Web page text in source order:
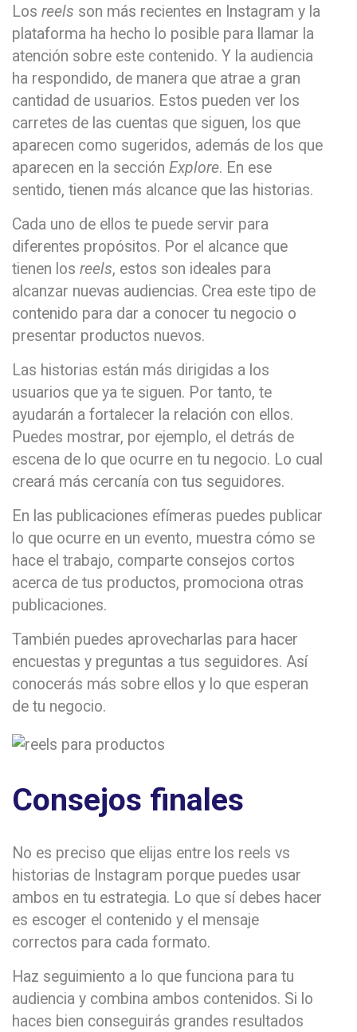
Los reels son más recientes en Instagram y la
plataforma ha hecho lo posible para llamar la
atención sobre este contenido. Y la audiencia
ha respondido, de manera que atrae a gran
cantidad de usuarios. Estos pueden ver los
carretes de las cuentas que siguen, los que
aparecen como sugeridos, además de los que
aparecen en la sección Explore. En ese
sentido, tienen más alcance que las historias.
Cada uno de ellos te puede servir para
diferentes propósitos. Por el alcance que
tienen los reels, estos son ideales para
alcanzar nuevas audiencias. Crea este tipo de
contenido para dar a conocer tu negocio o
presentar productos nuevos.
Las historias están más dirigidas a los
usuarios que ya te siguen. Por tanto, te
ayudarán a fortalecer la relación con ellos.
Puedes mostrar, por ejemplo, el detrás de
escena de lo que ocurre en tu negocio. Lo cual
creará más cercanía con tus seguidores.
En las publicaciones efímeras puedes publicar
lo que ocurre en un evento, muestra cómo se
hace el trabajo, comparte consejos cortos
acerca de tus productos, promociona otras
publicaciones.
También puedes aprovecharlas para hacer
encuestas y preguntas a tus seguidores. Así
conocerás más sobre ellos y lo que esperan
de tu negocio.
Consejos finales
No es preciso que elijas entre los reels vs
historias de Instagram porque puedes usar
ambos en tu estrategia. Lo que sí debes hacer
es escoger el contenido y el mensaje
correctos para cada formato.
Haz seguimiento a lo que funciona para tu
audiencia y combina ambos contenidos. Si lo
haces bien conseguirás grandes resultados